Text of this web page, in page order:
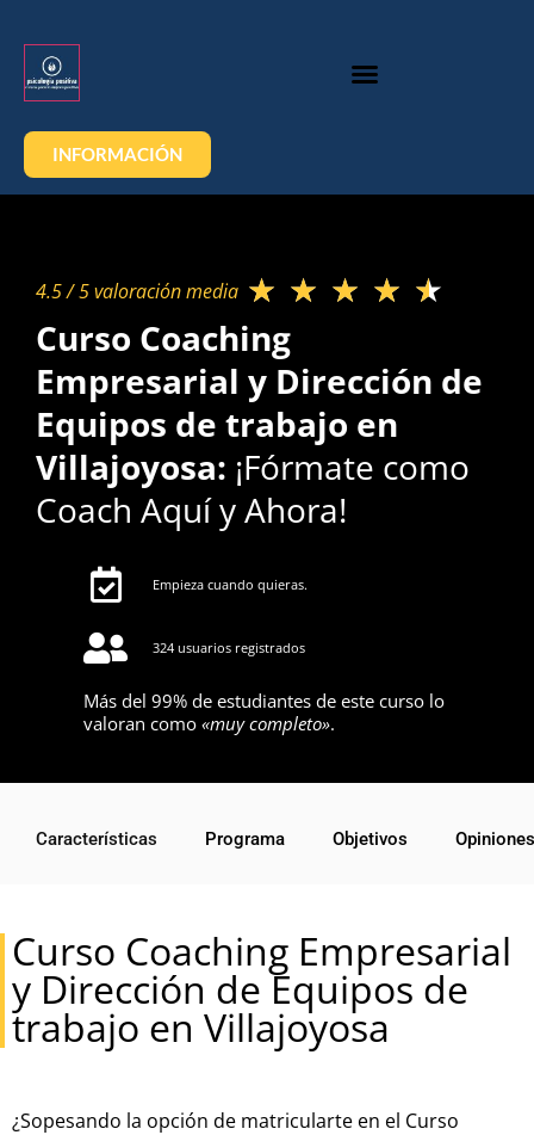
INFORMACIÓN
4.5 / 5 valoración media​ ★ ★ ★ ★ ★
Curso Coaching
Empresarial y Dirección de
Equipos de trabajo en
Villajoyosa: ¡Fórmate como
Coach Aquí y Ahora!
Empieza cuando quieras.
324 usuarios registrados
Más del 99% de estudiantes de este curso lo
valoran como «muy completo».
Características Programa Objetivos Opiniones
Curso Coaching Empresarial
y Dirección de Equipos de
trabajo en Villajoyosa
¿Sopesando la opción de matricularte en el Curso